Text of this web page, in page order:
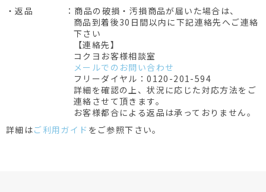
・返品
：商品の破損・汚損商品が届いた場合は、
商品到着後30日間以内に下記連絡先へご連絡
下さい
【連絡先】
コクヨお客様相談室
メールでのお問い合わせ
フリーダイヤル：0120-201-594
詳細を確認の上、状況に応じた対応方法をご
連絡させて頂きます。
お客様都合による返品は承っておりません。
詳細はご利用ガイド をご参照下さい。